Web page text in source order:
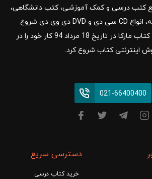
کتب درسی و کمک آموزشی، کتب دانشگاهی،
کتابهای زبان خارجه، انواع CD سی دی و DVD دی وی دی شروع
کرد.فروشگاه آنلاین کتاب مارکا در تاریخ 18 مرداد 94 کار خود را در
اینترنتی کتاب شروع کرد.
021-66400400
دسترسی سریع
خرید کتاب درسی